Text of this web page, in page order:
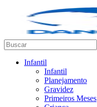
Infantil
Infantil
Planejamento
Gravidez
Primeiros Meses